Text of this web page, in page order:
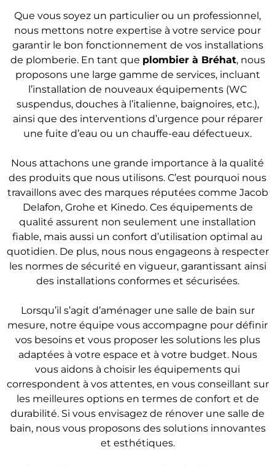
Que vous soyez un particulier ou un professionnel,
nous mettons notre expertise à votre service pour
garantir le bon fonctionnement de vos installations
de plomberie. En tant que plombierà Bréhat, nous
proposons une large gamme de services, incluant
l’installation de nouveaux équipements (WC
suspendus, douches à l’italienne, baignoires, etc.),
ainsi que des interventions d’urgence pour réparer
une fuite d’eau ou un chauffe-eau défectueux.
Nous attachons une grande importance à la qualité
des produits que nous utilisons. C’est pourquoi nous
travaillons avec des marques réputées comme Jacob
Delafon, Grohe et Kinedo. Ces équipements de
qualité assurent non seulement une installation
fiable, mais aussi un confort d’utilisation optimal au
quotidien. De plus, nous nous engageons à respecter
les normes de sécurité en vigueur, garantissant ainsi
des installations conformes et sécurisées.
Lorsqu’il s’agit d’aménager une salle de bain sur
mesure, notre équipe vous accompagne pour définir
vos besoins et vous proposer les solutions les plus
adaptées à votre espace et à votre budget. Nous
vous aidons à choisir les équipements qui
correspondent à vos attentes, en vous conseillant sur
les meilleures options en termes de confort et de
durabilité. Si vous envisagez de rénover une salle de
bain, nous vous proposons des solutions innovantes
et esthétiques.